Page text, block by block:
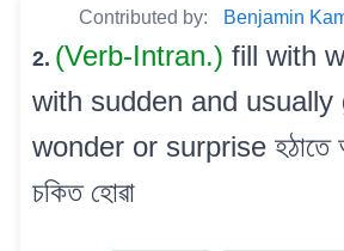
Contributed by: Benjamin
2. (Verb-Intran.) fill with
with sudden and usually
wonder or surprise হঠাতে
চকিত হোৱা